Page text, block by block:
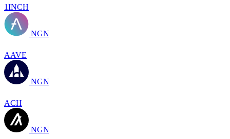
1INCH
NGN
AAVE
NGN
ACH
NGN